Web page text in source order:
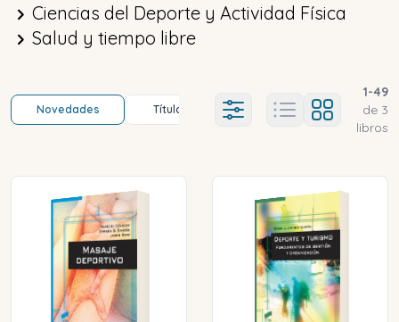
Ciencias del Deporte y Actividad Física
Salud y tiempo libre
Novedades Título (a-z) Título (z-a)
Ajustes abierto
1-49
de 3
libros